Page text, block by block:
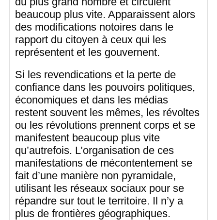
beaucoup plus vite. Apparaissent alors
des modifications notoires dans le
rapport du citoyen à ceux qui les
représentent et les gouvernent.
Si les revendications et la perte de
confiance dans les pouvoirs politiques,
économiques et dans les médias
restent souvent les mêmes, les révoltes
ou les révolutions prennent corps et se
manifestent beaucoup plus vite
qu’autrefois. L’organisation de ces
manifestations de mécontentement se
fait d’une manière non pyramidale,
utilisant les réseaux sociaux pour se
répandre sur tout le territoire. Il n’y a
plus de frontières géographiques.